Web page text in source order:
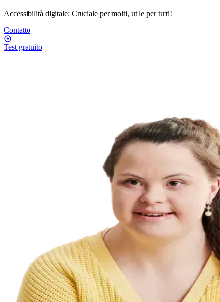
Accessibilità digitale: Cruciale per molti, utile per tutti!
Contatto
Test gratuito